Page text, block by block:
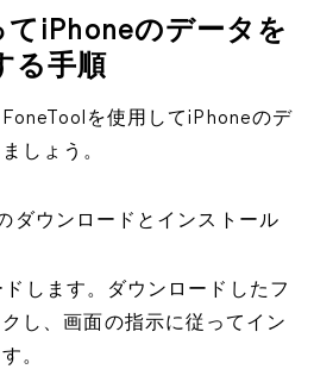
てiPhoneのデータを
る手順
を使用してiPhoneのデ
しょう。
ダウンロードとインストール
します。ダウンロードしたフ
し、画面の指示に従ってイン
。